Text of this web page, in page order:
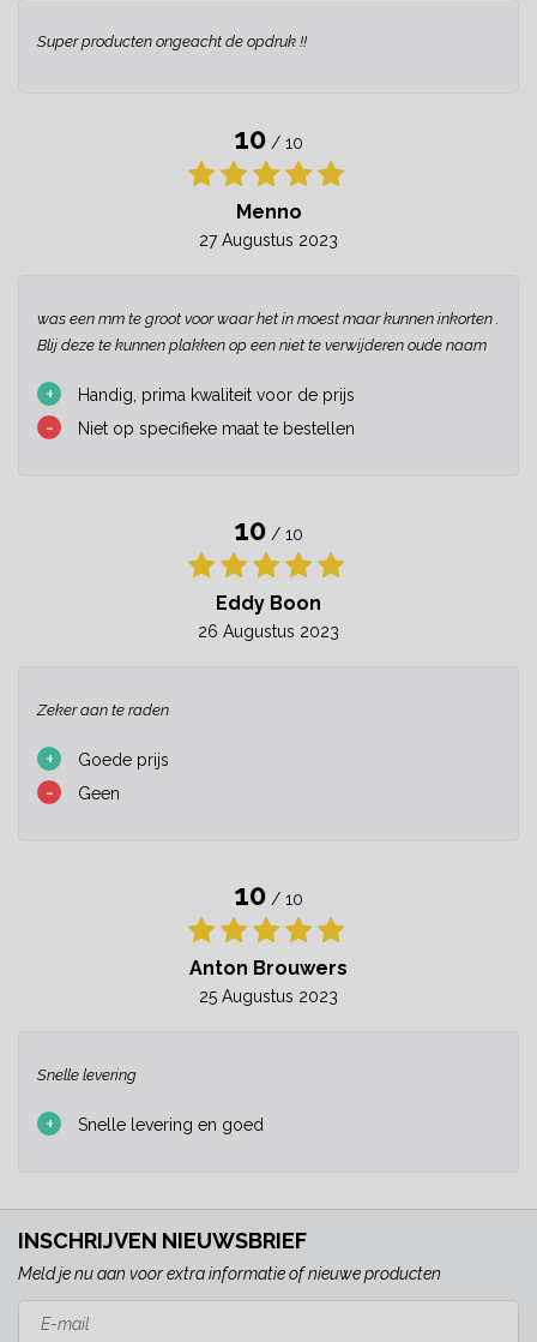
Super producten ongeacht de opdruk !!
10 / 10
Menno
27 Augustus 2023
was een mm te groot voor waar het in moest maar kunnen inkorten .
Blij deze te kunnen plakken op een niet te verwijderen oude naam
+ Handig, prima kwaliteit voor de prijs
- Niet op specifieke maat te bestellen
10 / 10
Eddy Boon
26 Augustus 2023
Zeker aan te raden
+ Goede prijs
- Geen
10 / 10
Anton Brouwers
25 Augustus 2023
Snelle levering
+ Snelle levering en goed
INSCHRIJVEN NIEUWSBRIEF
Meld je nu aan voor extra informatie of nieuwe producten